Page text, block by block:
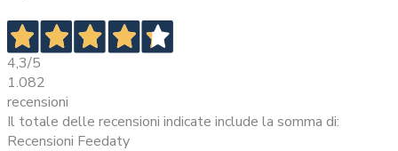
4,3/5
1.082
recensioni
Il totale delle recensioni indicate include la somma di:
Recensioni Feedaty